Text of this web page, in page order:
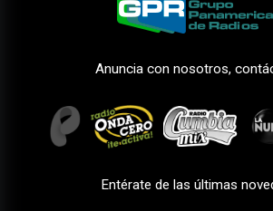
Anuncia con nosotros,
Entérate de las últimas